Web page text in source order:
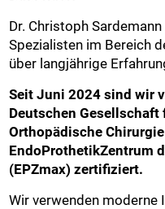
Dr. Christoph
Spezialisten im Bereich
über langjährige
Seit Juni 2024 sind wir
Deutschen Gesellschaft
Orthopädische Chirurgie
EndoProthetikZentrum
(EPZmax) zertifiziert.
Wir verwenden moderne